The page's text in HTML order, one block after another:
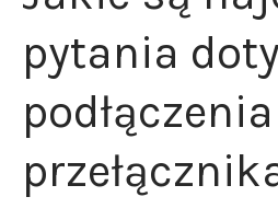
pytania
podłączenia